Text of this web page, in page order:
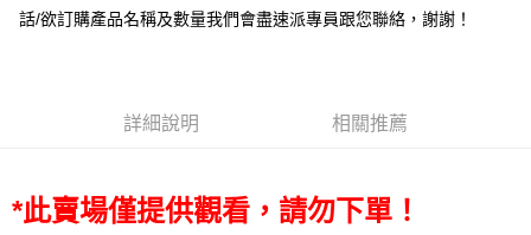
【「AFTEE先享後付」結帳流程】
ATM／網路銀行／等多元方式進行付款，方視為交易完成。
後付繳納相關費用。
※ 交易是否成功請以「AFTEE先享後付 」之結帳頁面顯示為準，若有關於
每筆NT$60，滿NT$399(含以上)免運費
宅配
話/欲訂購產品名稱及數量我們會盡速派專員跟您聯絡，謝謝！
詳細說明 相關推薦
*此賣場僅提供觀看，請勿下單！